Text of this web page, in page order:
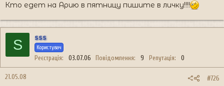
Кто едет на Арию в пятницу пишите в личку!!!!
S sss
Користувач
Реєстрація 03.07.06 Повідомлення 9 Репутація 0
21.05.08 #726